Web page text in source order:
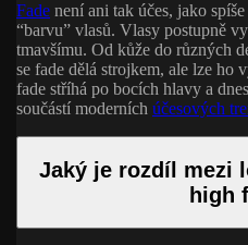
Fade není ani tak účes, jako
“barvu” vlasů. Vlasy postupně
tmavšímu. Od kůže do různých
se fade dělá strojkem, ale lze ho
fade stříhá po bocích hlavy a
součástí moderních účesových
Jaký je rozdíl mezi
high